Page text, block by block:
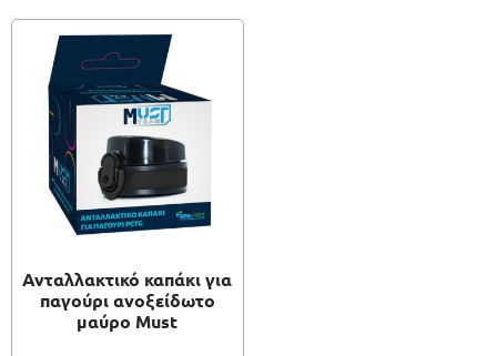
ΕΙΔΗ ΓΡΑΦΕΙΟΥ
ΤΕΧΝΟΛΟΓΙΑ
ΕΠΑΓΓΕΛΜΑΤΙΚΑ
ΔΩΡΑ - ΔΙΑΚΟΣΜΗΣΗ
ΚΑΛΛΙΤΕΧΝΙΚΑ
Ανταλλακτικό καπάκι για
παγούρι ανοξείδωτο
μαύρο Must